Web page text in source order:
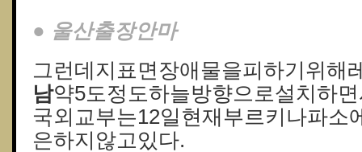
● 울산출장안마
그런데지표면장애물을피하기위해
남약5도정도하늘방향으로설치하
국외교부는12일현재부르키나파소
은하지않고있다.